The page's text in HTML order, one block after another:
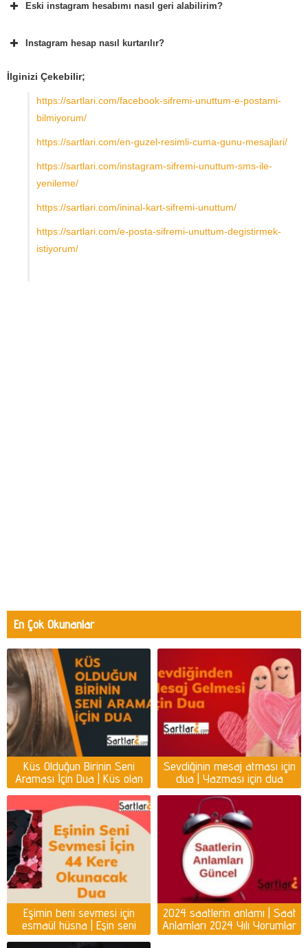
Eski instagram hesabımı nasıl geri alabilirim?
Instagram hesap nasıl kurtarılır?
İlginizi Çekebilir;
https://sartlari.com/facebook-sifremi-unuttum-e-postami-
bilmiyorum/
https://sartlari.com/en-guzel-resimli-cuma-gunu-mesajlari/
https://sartlari.com/instagram-sifremi-unuttum-sms-ile-
yenileme/
https://sartlari.com/ininal-kart-sifremi-unuttum/
https://sartlari.com/e-posta-sifremi-unuttum-degistirmek-
istiyorum/
En Çok Okunanlar
Küs Olduğun Birinin Seni
Araması İçin Dua | Küs olan
kişiyi ayağına getirmek için
dua
Sevdiğinin mesaj atması için
dua | Yazması için dua
Eşimin beni sevmesi için
esmaül hüsna | Eşin seni
sevmesi için dua
2024 saatlerin anlamı | Saat
Anlamları 2024 Yılı Yorumlar